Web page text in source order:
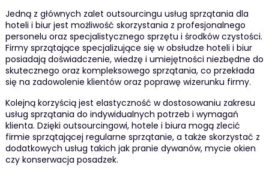
Jedną z głównych zalet outsourcingu usług sprzątania dla
hoteli i biur jest możliwość skorzystania z profesjonalnego
personelu oraz specjalistycznego sprzętu i środków czystości.
Firmy sprzątające specjalizujące się w obsłudze hoteli i biur
posiadają doświadczenie, wiedzę i umiejętności niezbędne do
skutecznego oraz kompleksowego sprzątania, co przekłada
się na zadowolenie klientów oraz poprawę wizerunku firmy.
Kolejną korzyścią jest elastyczność w dostosowaniu zakresu
usług sprzątania do indywidualnych potrzeb i wymagań
klienta. Dzięki outsourcingowi, hotele i biura mogą zlecić
firmie sprzątającej regularne sprzątanie, a także skorzystać z
dodatkowych usług takich jak pranie dywanów, mycie okien
czy konserwacja posadzek.